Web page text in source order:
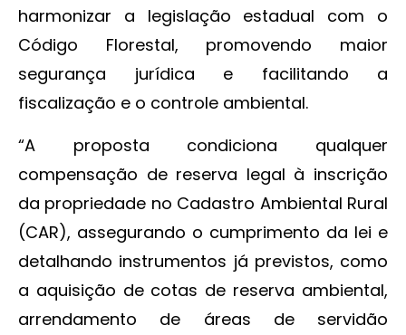
harmonizar a legislação estadual com o
Código Florestal, promovendo maior
segurança jurídica e facilitando a
fiscalização e o controle ambiental.
“A proposta condiciona qualquer
compensação de reserva legal à inscrição
da propriedade no Cadastro Ambiental Rural
(CAR), assegurando o cumprimento da lei e
detalhando instrumentos já previstos, como
a aquisição de cotas de reserva ambiental,
arrendamento de áreas de servidão